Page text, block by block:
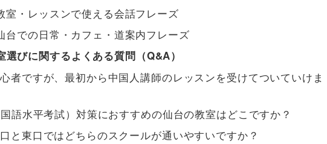
室・レッスンで使える会話フレーズ
台での日常・カフェ・道案内フレーズ
選びに関するよくある質問（Q&A）
者ですが、最初から中国人講師のレッスンを受けてついていけま
語水平考試）対策におすすめの仙台の教室はどこですか？
と東口ではどちらのスクールが通いやすいですか？